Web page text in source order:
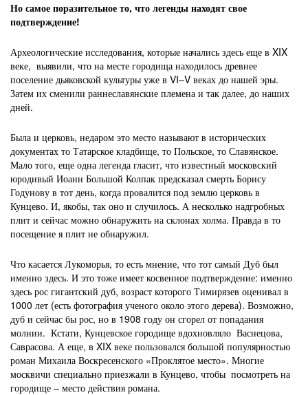
Но самое поразительное то, что легенды находят свое
подтверждение!
Археологические исследования, которые начались здесь еще в XIX
веке, выявили, что на месте городища находилось древнее
поселение дьяковской культуры уже в VI–V веках до нашей эры.
Затем их сменили раннеславянские племена и так далее, до наших
дней.
Была и церковь, недаром это место называют в исторических
документах то Татарское кладбище, то Польское, то Славянское.
Мало того, еще одна легенда гласит, что известный московский
юродивый Иоанн Большой Колпак предсказал смерть Борису
Годунову в тот день, когда провалится под землю церковь в
Кунцево. И, якобы, так оно и случилось. А несколько надгробных
плит и сейчас можно обнаружить на склонах холма. Правда в то
посещение я плит не обнаружил.
Что касается Лукоморья, то есть мнение, что тот самый Дуб был
именно здесь. И это тоже имеет косвенное подтверждение: именно
здесь рос гигантский дуб, возраст которого Тимирязев оценивал в
1000 лет (есть фотография ученого около этого дерева). Возможно,
дуб и сейчас бы рос, но в 1908 году он сгорел от попадания
молнии. Кстати, Кунцевское городище вдохновляло Васнецова,
Саврасова. А еще, в XIX веке пользовался большой популярностью
роман Михаила Воскресенского «Проклятое место». Многие
москвичи специально приезжали в Кунцево, чтобы посмотреть на
городище – место действия романа.